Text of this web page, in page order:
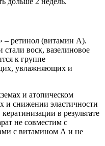
– ретинол (витамин А).
воск, вазелиновое
к группе
увлажняющих и
и атопическом
и снижении эластичности
в результате
не совместим с
с витамином А и не